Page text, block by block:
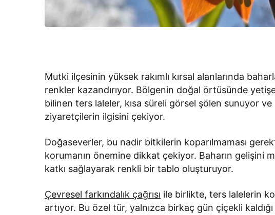
Mutki ilçesinin yüksek rakımlı kırsal alanlarında
renkler kazandırıyor. Bölgenin doğal örtüsünde
bilinen ters laleler, kısa süreli görsel şölen sunuyor
ziyaretçilerin ilgisini çekiyor.
Doğaseverler, bu nadir bitkilerin koparılmaması
korumanın önemine dikkat çekiyor. Baharın gelişini
katkı sağlayarak renkli bir tablo oluşturuyor.
Çevresel farkındalık çağrısı ile birlikte, ters lalelerin
artıyor. Bu özel tür, yalnızca birkaç gün çiçekli